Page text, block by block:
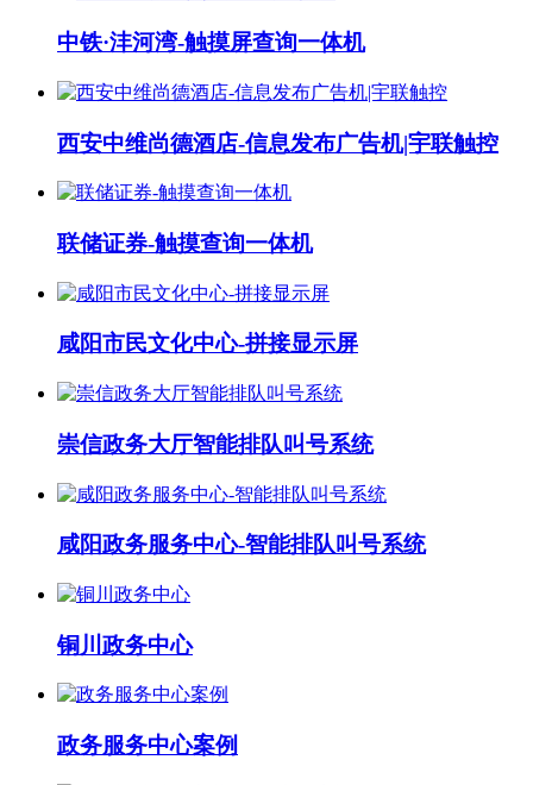
中铁·沣河湾-触摸屏查询一体机
西安中维尚德酒店-信息发布广告机|宇联触控
联储证券-触摸查询一体机
咸阳市民文化中心-拼接显示屏
崇信政务大厅智能排队叫号系统
咸阳政务服务中心-智能排队叫号系统
铜川政务中心
政务服务中心案例